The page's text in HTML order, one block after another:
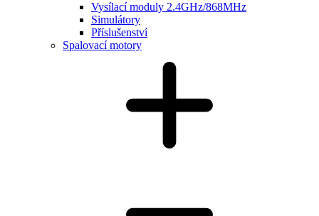
Vysílací moduly 2.4GHz/868MHz
Simulátory
Příslušenství
Spalovací motory